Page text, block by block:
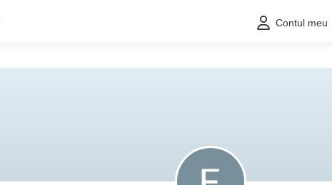
Contul meu